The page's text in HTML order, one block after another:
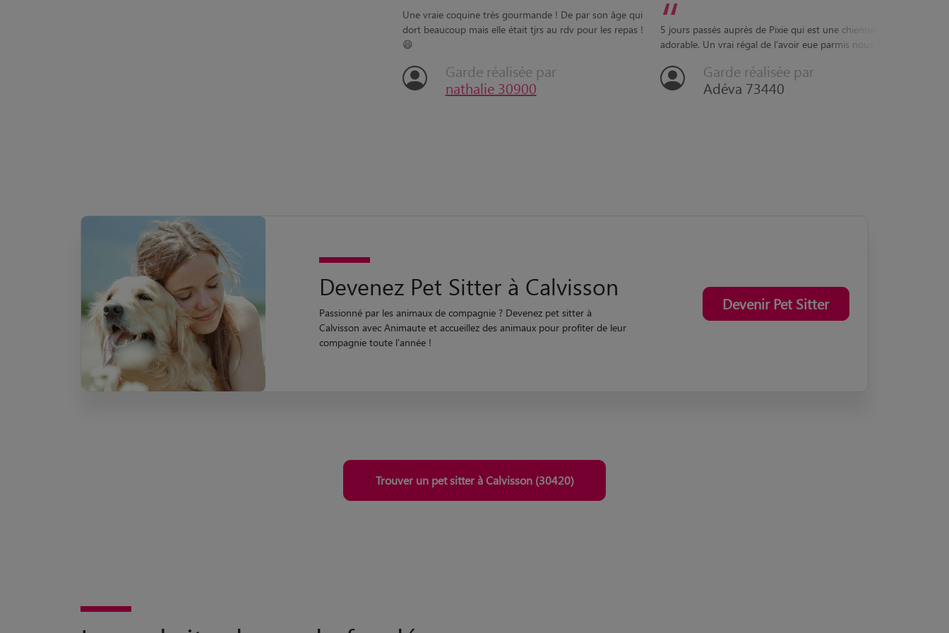
Une vraie coquine très gourmande ! De par son âge qui
dort beaucoup mais elle était tjrs au rdv pour les repas !
😄
Garde réalisée par
nathalie 30900
“
5 jours passés auprès de Pixie qui est une chienne
adorable. Un vrai régal de l'avoir eue parmis nous :)
Garde réalisée par
Adéva 73440
Devenez Pet Sitter à Calvisson
Passionné par les animaux de compagnie ? Devenez pet sitter à
Calvisson avec Animaute et accueillez des animaux pour profiter de leur
compagnie toute l'année !
Devenir Pet Sitter
Trouver un pet sitter à Calvisson (30420)